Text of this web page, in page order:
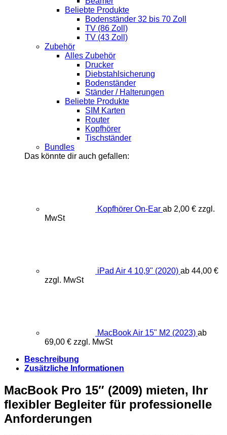
Beliebte Produkte
Bodenständer 32 bis 70 Zoll
TV (86 Zoll)
TV (43 Zoll)
Zubehör
Alles Zubehör
Drucker
Diebstahlsicherung
Bodenständer
Ständer / Halterungen
Beliebte Produkte
SIM Karten
Router
Kopfhörer
Tischständer
Bundles
Das könnte dir auch gefallen:
Kopfhörer On-Ear ab 2,00 € zzgl.
MwSt
iPad Air 4 10,9" (2020) ab 44,00 €
zzgl. MwSt
MacBook Air 15" M2 (2023) ab
69,00 € zzgl. MwSt
Beschreibung
Zusätzliche Informationen
MacBook Pro 15″ (2009) mieten, Ihr
flexibler Begleiter für professionelle
Anforderungen